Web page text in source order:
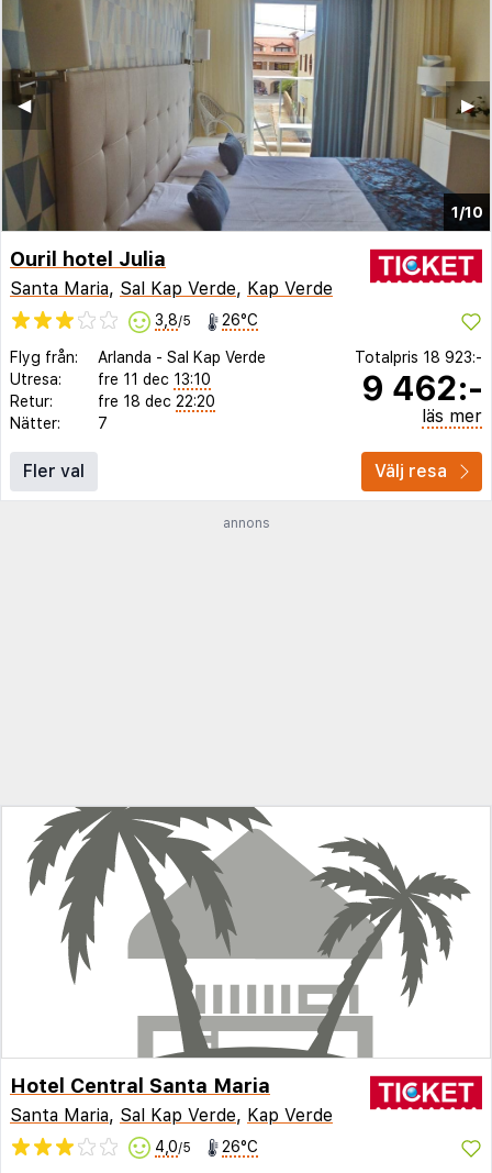
1/10
▶︎
◀︎
Ouril hotel Julia
Santa Maria, Sal Kap Verde, Kap Verde
3,8/5 26°C
Flyg från: Arlanda - Sal Kap Verde
Utresa:
fre 11 dec 13:10
Retur:
fre 18 dec 22:20
Nätter:
7
Totalpris 18 923:-
9 462:-
läs mer
Fler val Välj resa
annons
Hotel Central Santa Maria
Santa Maria, Sal Kap Verde, Kap Verde
4,0/5 26°C